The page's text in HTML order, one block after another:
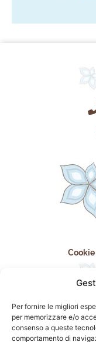
Per fornire le migliori
per memorizzare e/o
consenso a queste
comportamento di